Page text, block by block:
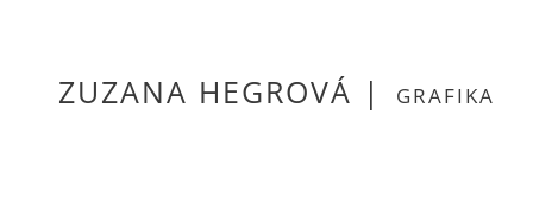
ZUZANA HEGROVÁ | GRAFIKA